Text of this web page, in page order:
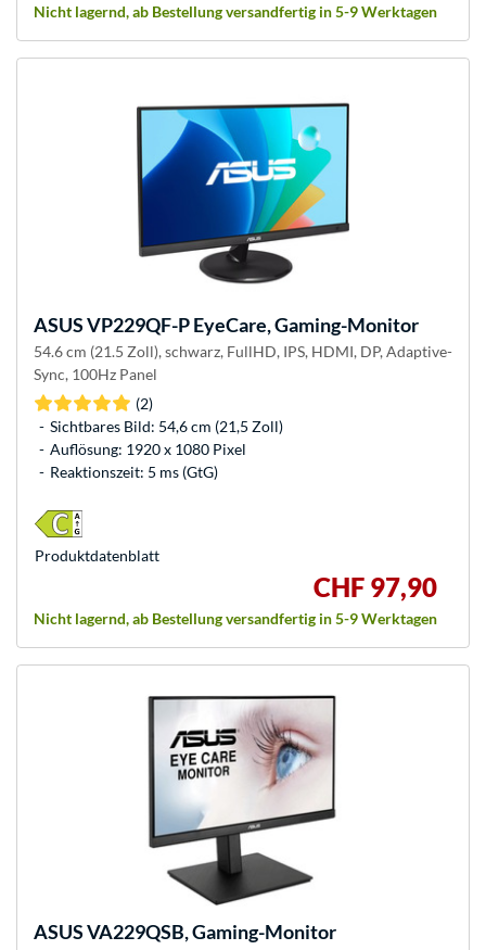
Nicht lagernd, ab Bestellung versandfertig in 5-9 Werktagen
ASUSVP229QF-P EyeCare, Gaming-Monitor
54.6 cm (21.5 Zoll), schwarz, FullHD, IPS, HDMI, DP, Adaptive-
Sync, 100Hz Panel
(2)
Sichtbares Bild: 54,6 cm (21,5 Zoll)
Auflösung: 1920 x 1080 Pixel
Reaktionszeit: 5 ms (GtG)
CHF 97,90
Nicht lagernd, ab Bestellung versandfertig in 5-9 Werktagen
Produkt­datenblatt
ASUSVA229QSB, Gaming-Monitor